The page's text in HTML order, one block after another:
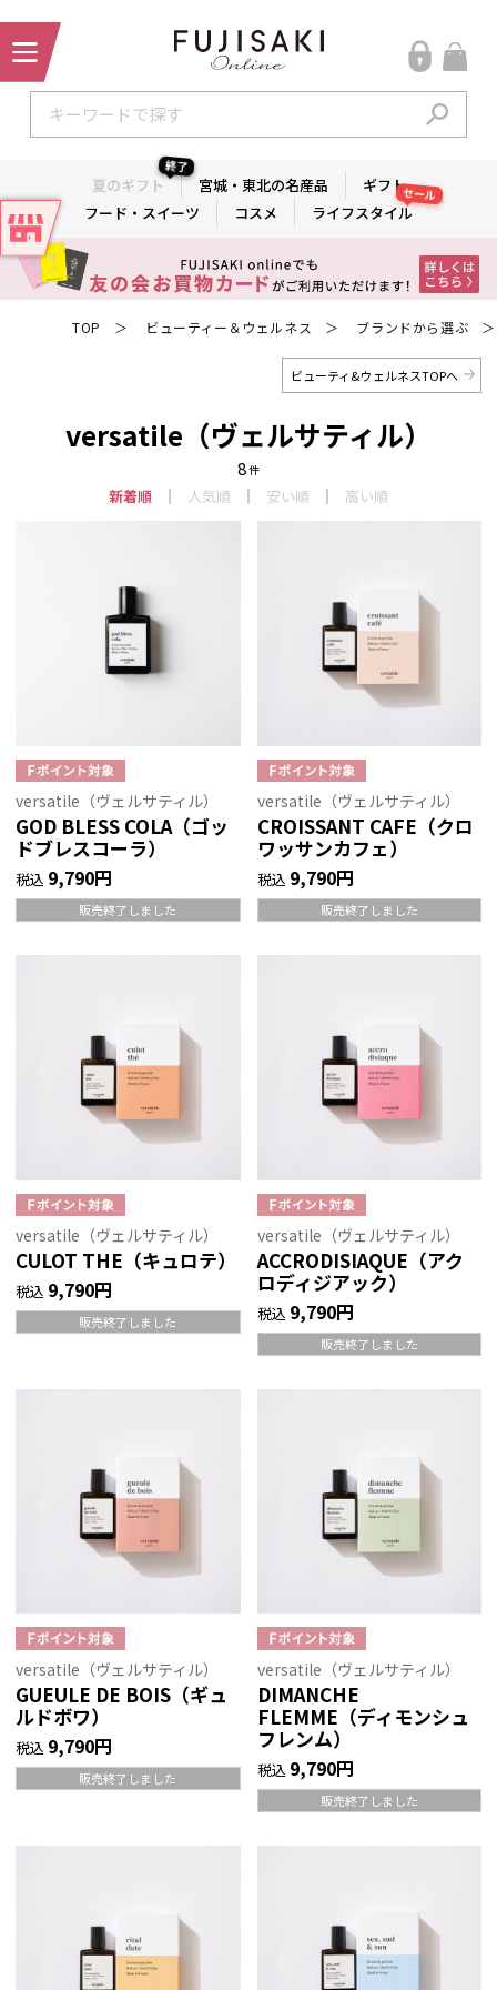
夏のギフト
終了
宮城・東北の名産品
ギフト
フード・スイーツ
コスメ ライフスタイル
セール
TOP ＞ ビューティー＆ウェルネス ＞ ブランドから選ぶ ＞
ビューティ&ウェルネスTOPへ
versatile（ヴェルサティル）
8件
新着順 人気順 安い順 高い順
versatile（ヴェルサティル）
GOD BLESS COLA（ゴッ
ドブレスコーラ）
税込 9,790円
販売終了しました
versatile（ヴェルサティル）
CROISSANT CAFE（クロ
ワッサンカフェ）
税込 9,790円
販売終了しました
versatile（ヴェルサティル）
CULOT THE（キュロテ）
税込 9,790円
販売終了しました
versatile（ヴェルサティル）
ACCRODISIAQUE（アク
ロディジアック）
税込 9,790円
販売終了しました
versatile（ヴェルサティル）
GUEULE DE BOIS（ギュ
ルドボワ）
税込 9,790円
販売終了しました
versatile（ヴェルサティル）
DIMANCHE
FLEMME（ディモンシュ
フレンム）
税込 9,790円
販売終了しました